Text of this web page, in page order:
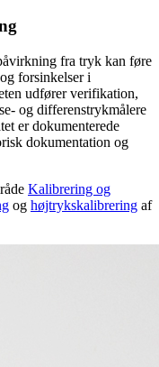
fra tryk kan føre
forsinkelser i
udfører verifikation,
og differenstrykmålere
er dokumenterede
dokumentation og
Kalibrering og
og højtrykskalibrering af